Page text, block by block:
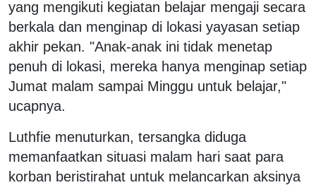
yang mengikuti kegiatan belajar mengaji secara
berkala dan menginap di lokasi yayasan setiap
akhir pekan. "Anak-anak ini tidak menetap
penuh di lokasi, mereka hanya menginap setiap
Jumat malam sampai Minggu untuk belajar,"
ucapnya.
Luthfie menuturkan, tersangka diduga
memanfaatkan situasi malam hari saat para
korban beristirahat untuk melancarkan aksinya